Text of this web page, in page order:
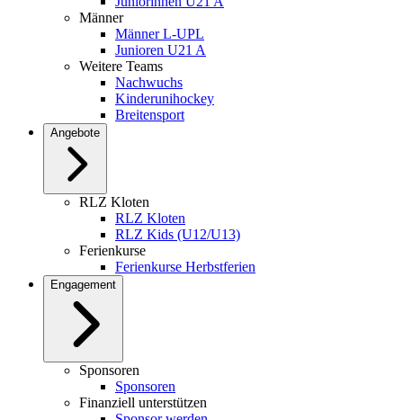
Männer
Männer L-UPL
Junioren U21 A
Weitere Teams
Nachwuchs
Kinderunihockey
Breitensport
Angebote
RLZ Kloten
RLZ Kloten
RLZ Kids (U12/U13)
Ferienkurse
Ferienkurse Herbstferien
Engagement
Sponsoren
Sponsoren
Finanziell unterstützen